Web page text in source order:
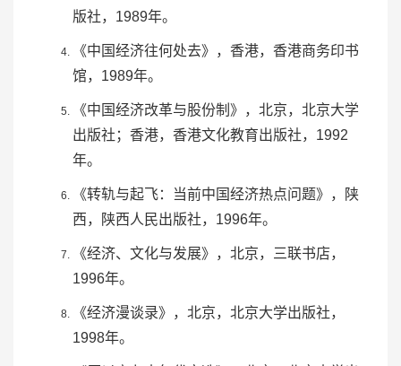
版社，1989年。
《中国经济往何处去》，香港，香港商务印书
馆，1989年。
《中国经济改革与股份制》，北京，北京大学
出版社；香港，香港文化教育出版社，1992
年。
《转轨与起飞：当前中国经济热点问题》，陕
西，陕西人民出版社，1996年。
《经济、文化与发展》，北京，三联书店，
1996年。
《经济漫谈录》，北京，北京大学出版社，
1998年。